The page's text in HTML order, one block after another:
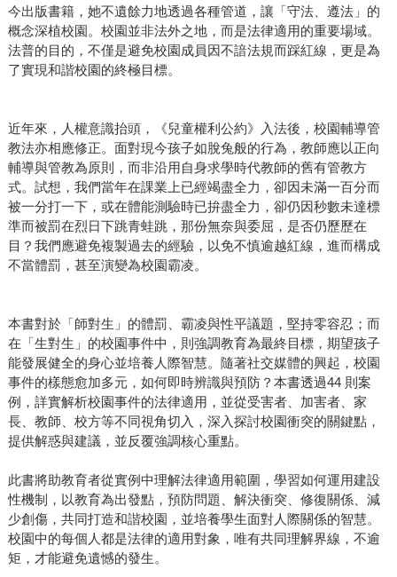
今出版書籍，她不遺餘力地透過各種管道，讓「守法、遵法」的
概念深植校園。校園並非法外之地，而是法律適用的重要場域。
法普的目的，不僅是避免校園成員因不諳法規而踩紅線，更是為
了實現和諧校園的終極目標。
近年來，人權意識抬頭，《兒童權利公約》入法後，校園輔導管
教法亦相應修正。面對現今孩子如脫兔般的行為，教師應以正向
輔導與管教為原則，而非沿用自身求學時代教師的舊有管教方
式。試想，我們當年在課業上已經竭盡全力，卻因未滿一百分而
被一分打一下，或在體能測驗時已拚盡全力，卻仍因秒數未達標
準而被罰在烈日下跳青蛙跳，那份無奈與委屈，是否仍歷歷在
目？我們應避免複製過去的經驗，以免不慎逾越紅線，進而構成
不當體罰，甚至演變為校園霸凌。
本書對於「師對生」的體罰、霸凌與性平議題，堅持零容忍；而
在「生對生」的校園事件中，則強調教育為最終目標，期望孩子
能發展健全的身心並培養人際智慧。隨著社交媒體的興起，校園
事件的樣態愈加多元，如何即時辨識與預防？本書透過44 則案
例，詳實解析校園事件的法律適用，並從受害者、加害者、家
長、教師、校方等不同視角切入，深入探討校園衝突的關鍵點，
提供解惑與建議，並反覆強調核心重點。
此書將助教育者從實例中理解法律適用範圍，學習如何運用建設
性機制，以教育為出發點，預防問題、解決衝突、修復關係、減
少創傷，共同打造和諧校園，並培養學生面對人際關係的智慧。
校園中的每個人都是法律的適用對象，唯有共同理解界線，不逾
矩，才能避免遺憾的發生。